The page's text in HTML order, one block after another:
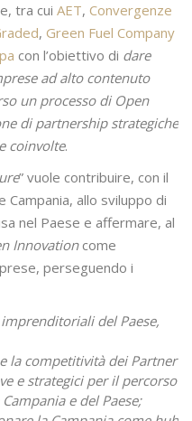
tra cui AET, Convergenze
, Green Fuel Company
con l’obiettivo di dare
ad alto contenuto
un processo di Open
di partnership strategiche
coinvolte.
” vuole contribuire, con il
allo sviluppo di
nel Paese e affermare, al
Innovationcome
perseguendo i
del Paese,
la competitività dei Partner
e strategici per il percorso
e del Paese;